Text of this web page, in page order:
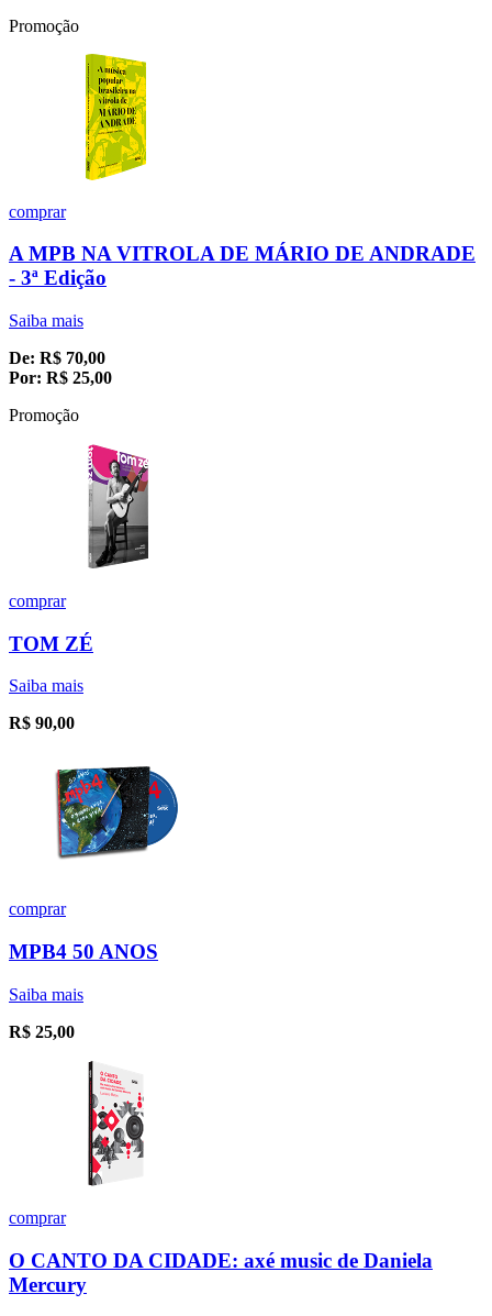
Promoção
comprar
A MPB NA VITROLA DE MÁRIO DE ANDRADE
- 3ª Edição
Saiba mais
De: R$ 70,00
Por: R$ 25,00
Promoção
comprar
TOM ZÉ
Saiba mais
R$ 90,00
comprar
MPB4 50 ANOS
Saiba mais
R$ 25,00
comprar
O CANTO DA CIDADE: axé music de Daniela
Mercury